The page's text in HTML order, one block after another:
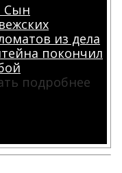
Сын
из дела
покончил
подробнее